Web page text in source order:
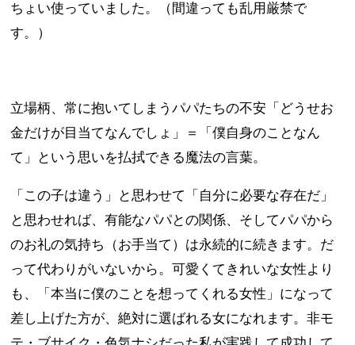
ちょい使っていました。（間違っても乱用厳禁で
す。）
立場柄、常に抱いてしまうパパたちの不安「どうせお
金だけが目当てなんでしょ」＝「僕自身のことなん
て」という思いを払拭できる魔法の言葉。
「この子は違う」と思わせて「自分に必要な存在だ」
と思わせれば、有能なパパとの関係、そしてパパから
のお礼の気持ち（お手当て）は永続的に続きます。だ
って代わりがいないから。可愛くてきれいな女性より
も、「本当に僕のことを想ってくれる女性」になって
差し上げた方が、絶対に選ばれる女になれます。非モ